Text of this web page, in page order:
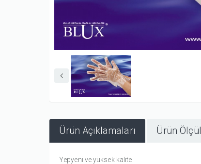
Ürün Açıklamaları Ürün
Yepyeni ve yüksek kalite